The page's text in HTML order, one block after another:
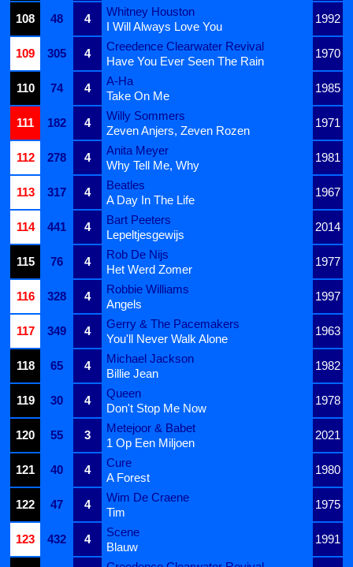
108
48 4
Whitney Houston
1992
I Will Always Love You
109
305 4
Creedence Clearwater Revival
1970
Have You Ever Seen The Rain
110
74 4
A-Ha
1985
Take On Me
111
182 4
Willy Sommers
1971
Zeven Anjers, Zeven Rozen
112
278 4
Anita Meyer
1981
Why Tell Me, Why
113
317 4
Beatles
1967
A Day In The Life
114
441 4
Bart Peeters
2014
Lepeltjesgewijs
115
76 4
Rob De Nijs
1977
Het Werd Zomer
116
328 4
Robbie Williams
1997
Angels
117
349 4
Gerry & The Pacemakers
1963
You'll Never Walk Alone
118
65 4
Michael Jackson
1982
Billie Jean
119
30 4
Queen
1978
Don't Stop Me Now
120
55 3
Metejoor & Babet
2021
1 Op Een Miljoen
121
40 4
Cure
1980
A Forest
122
47 4
Wim De Craene
1975
Tim
123
432 4
Scene
1991
Blauw